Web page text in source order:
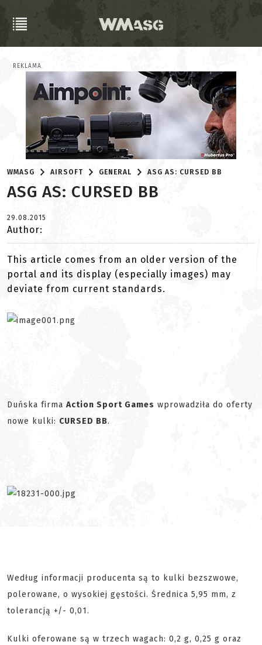
REKLAMA
WMASG AIRSOFT GENERAL ASG AS: CURSED BB
ASG AS: CURSED BB
29.08.2015
Author:
This article comes from an older version of the
portal and its display (especially images) may
deviate from current standards.
Duńska firma Action Sport Games wprowadziła do oferty
nowe kulki: CURSED BB.
Według informacji producenta są to kulki bezszwowe,
polerowane, o wysokiej gęstości. Średnica 5,95 mm, z
tolerancją +/- 0,01.
Kulki oferowane są w trzech wagach: 0,2 g, 0,25 g oraz